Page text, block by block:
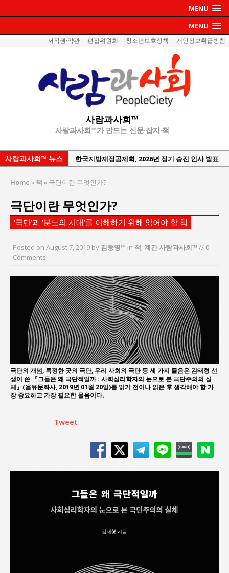
MENU
MENU
저작권·약관 편집위원회 청소년보호정책 개인정보취급방침
사람과사회™
사람과사회™가 만드는 신문·잡지·책
사람과사회™ 뉴스
한국지방재정공제회, 2026년 정기 승진 인사 발표
세미나 개최
서효석 충청향우회중앙회 총재 취임 논란 확산
지방의회 공약은 ‘빛 좋은 개살구’인가?
“엄마의 절박함과 ‘실무형 정치인’으로 생활정치 실
김종대, “현대전, 강한 군대도 약해질 수 있다”
이홍원 작가, 생활문화상품 4종 판매
통일 지향 2국가론: 한반도 평화의 새로운 길
강산건설 박재윤 강제추행 사건, 무엇이 문제인가?
Home » 책 » 극단이란 무엇인가?
극단이란 무엇인가?
‘극단’과 ‘분노의 시대’를 이해하기 위해 읽어야 할 책
Posted on August 7, 2019 by 김종영™ in 책 계간 사람과사회™ // 0
Comments
극단의 개념, 특정한 곳의 극단, 우리 사회의 극단 등 세 가지 물음은 김태형 선
생이 쓴 『그들은 왜 극단적일까 : 사회심리학자의 눈으로 본 극단주의의 실
체』(을유문화사, 2019년 01월 20일)를 읽기 전이나 읽은 후 생각해야 할 가
장 중요하고 가장 필요한 물음이다.
Tweet